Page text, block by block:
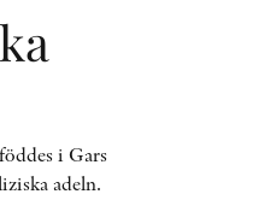
STOLPE STORIES
i Gars
adeln.